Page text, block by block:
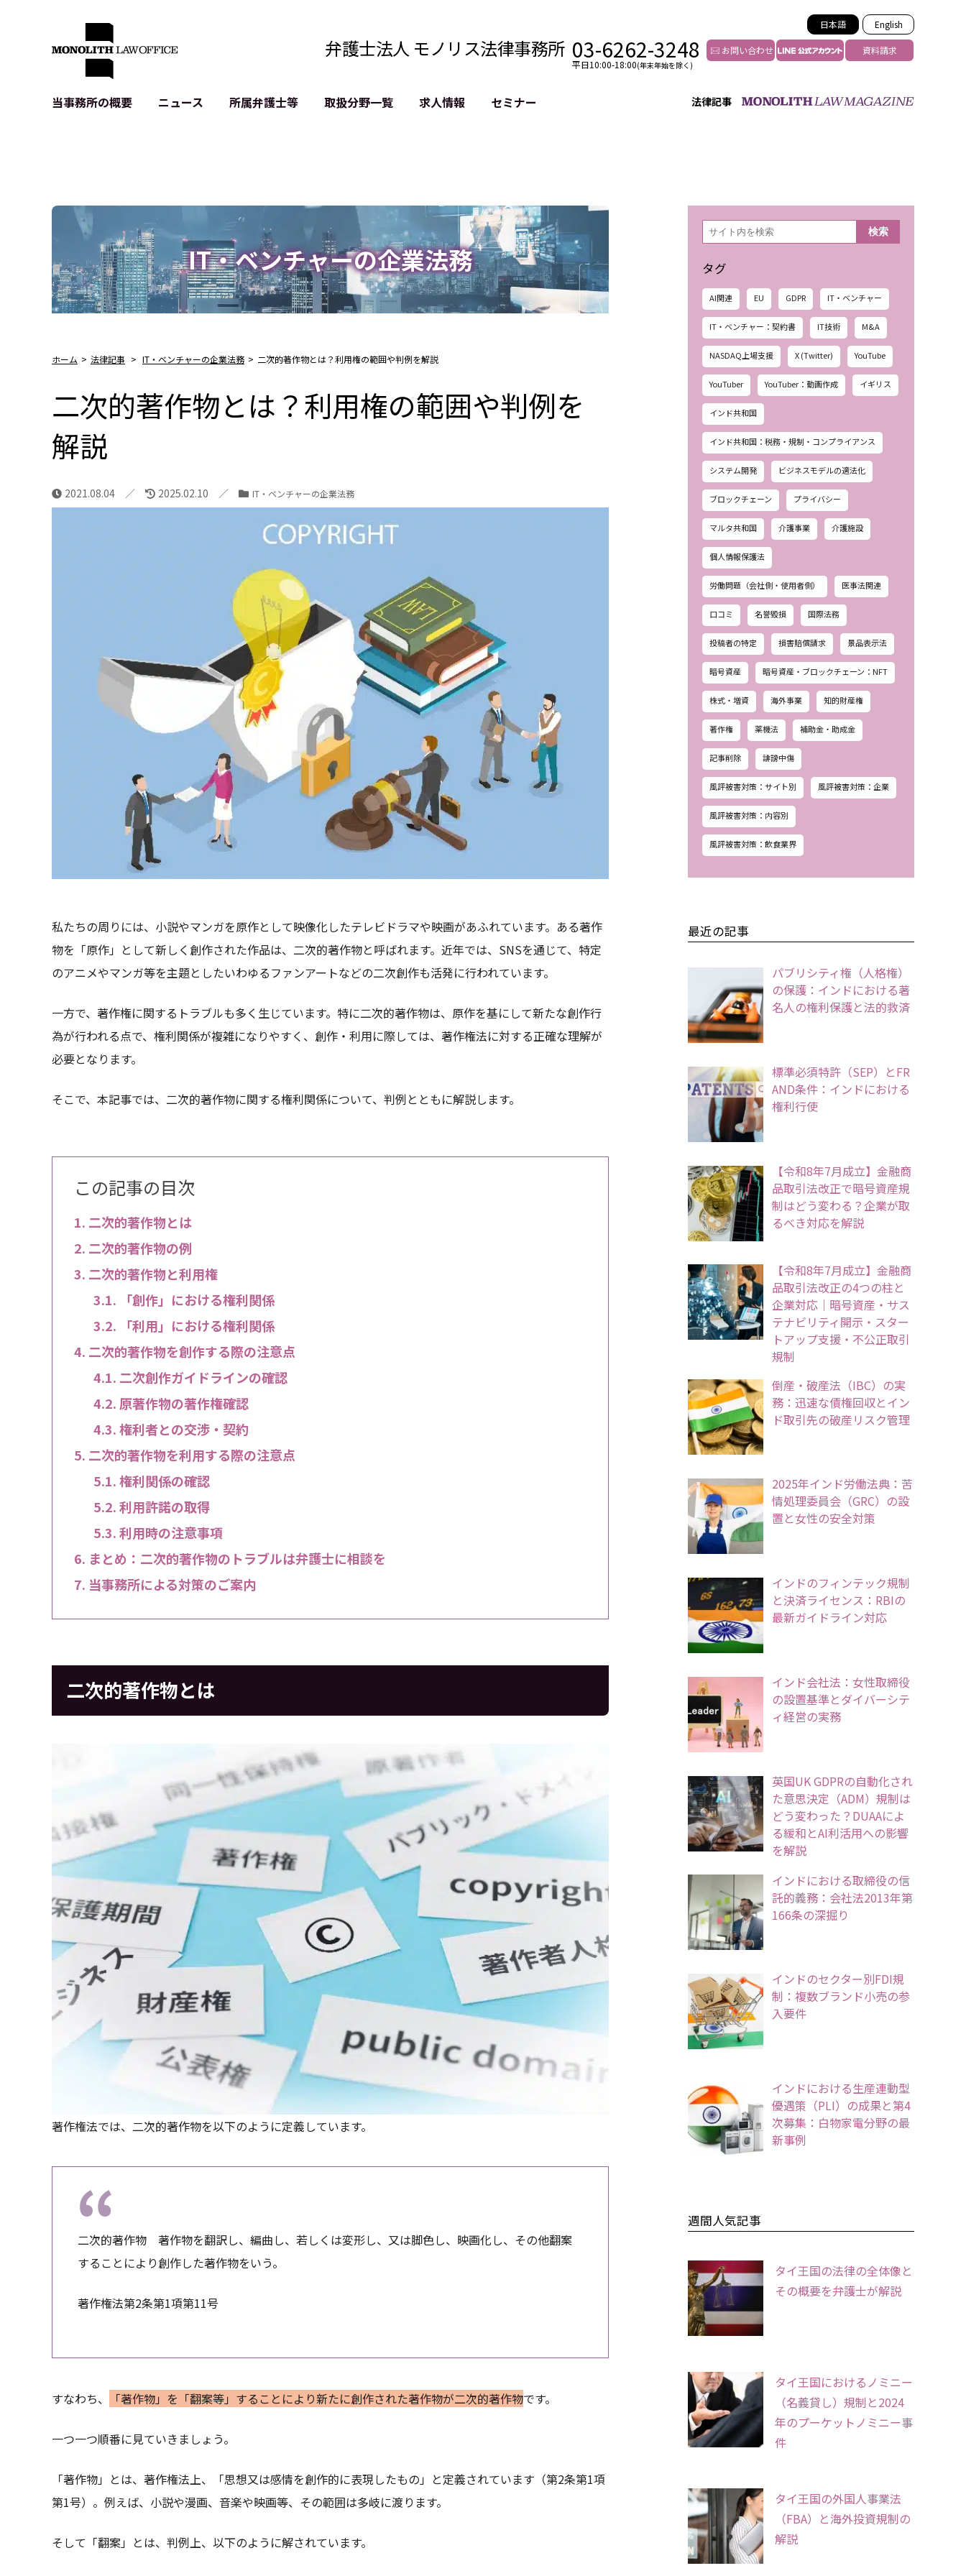
日本語 English
弁護士法人 モノリス法律事務所 03-6262-3248
平日10:00-18:00(年末年始を除く)
お問い合わせ 資料請求
法律記事
当事務所の概要
アクセス
ニュース 所属弁護士等 取扱分野一覧
IPO（上場）支援
生成AI関連法務
記事・LPの薬機法等チェック
D2C等の不正転売対策
サイバー犯罪の刑事告訴等
GDPR対応支援
リスティング汚染の削除対策
過去の芸能等活動の削除
YouTube等SNSのM&A
求人情報 セミナー
IT・ベンチャーの企業法務
ホーム > 法律記事 > IT・ベンチャーの企業法務 > 二次的著作物とは？利用権の範囲や判例を解説
二次的著作物とは？利用権の範囲や判例を
解説
2021.08.04 2025.02.10 IT・ベンチャーの企業法務
私たちの周りには、小説やマンガを原作として映像化したテレビドラマや映画があふれています。ある著作
物を「原作」として新しく創作された作品は、二次的著作物と呼ばれます。近年では、SNSを通じて、特定
のアニメやマンガ等を主題としたいわゆるファンアートなどの二次創作も活発に行われています。
一方で、著作権に関するトラブルも多く生じています。特に二次的著作物は、原作を基にして新たな創作行
為が行われる点で、権利関係が複雑になりやすく、創作・利用に際しては、著作権法に対する正確な理解が
必要となります。
そこで、本記事では、二次的著作物に関する権利関係について、判例とともに解説します。
この記事の目次
二次的著作物とは
二次的著作物の例
二次的著作物と利用権
「創作」における権利関係
「利用」における権利関係
二次的著作物を創作する際の注意点
二次創作ガイドラインの確認
原著作物の著作権確認
権利者との交渉・契約
二次的著作物を利用する際の注意点
権利関係の確認
利用許諾の取得
利用時の注意事項
まとめ：二次的著作物のトラブルは弁護士に相談を
当事務所による対策のご案内
二次的著作物とは
著作権法では、二次的著作物を以下のように定義しています。
二次的著作物 著作物を翻訳し、編曲し、若しくは変形し、又は脚色し、映画化し、その他翻案
することにより創作した著作物をいう。
著作権法第2条第1項第11号
すなわち、 「著作物」を「翻案等」することにより新たに創作された著作物が二次的著作物です。
一つ一つ順番に見ていきましょう。
「著作物」とは、著作権法上、「思想又は感情を創作的に表現したもの」と定義されています（第2条第1項
第1号）。例えば、小説や漫画、音楽や映画等、その範囲は多岐に渡ります。
そして「翻案」とは、判例上、以下のように解されています。
検
索 検索
タグ
AI関連 EU GDPR IT・ベンチャー
IT・ベンチャー：契約書 IT技術 M&A
NASDAQ上場支援 X (Twitter) YouTube
YouTuber YouTuber：動画作成 イギリス
インド共和国
インド共和国：税務・規制・コンプライアンス
システム開発 ビジネスモデルの適法化
ブロックチェーン プライバシー
マルタ共和国 介護事業 介護施設
個人情報保護法
労働問題（会社側・使用者側） 医事法関連
口コミ 名誉毀損 国際法務
投稿者の特定 損害賠償請求 景品表示法
暗号資産 暗号資産・ブロックチェーン：NFT
株式・増資 海外事業 知的財産権
著作権 薬機法 補助金・助成金
記事削除 誹謗中傷
風評被害対策：サイト別 風評被害対策：企業
風評被害対策：内容別
風評被害対策：飲食業界
最近の記事
パブリシティ権（人格権）
の保護：インドにおける著
名人の権利保護と法的救済
標準必須特許（SEP）とFR
AND条件：インドにおける
権利行使
【令和8年7月成立】金融商
品取引法改正で暗号資産規
制はどう変わる？企業が取
るべき対応を解説
【令和8年7月成立】金融商
品取引法改正の4つの柱と
企業対応｜暗号資産・サス
テナビリティ開示・スター
トアップ支援・不公正取引
規制
倒産・破産法（IBC）の実
務：迅速な債権回収とイン
ド取引先の破産リスク管理
2025年インド労働法典：苦
情処理委員会（GRC）の設
置と女性の安全対策
インドのフィンテック規制
と決済ライセンス：RBIの
最新ガイドライン対応
インド会社法：女性取締役
の設置基準とダイバーシテ
ィ経営の実務
英国UK GDPRの自動化され
た意思決定（ADM）規制は
どう変わった？DUAAによ
る緩和とAI利活用への影響
を解説
インドにおける取締役の信
託的義務：会社法2013年第
166条の深掘り
インドのセクター別FDI規
制：複数ブランド小売の参
入要件
インドにおける生産連動型
優遇策（PLI）の成果と第4
次募集：白物家電分野の最
新事例
週間人気記事
タイ王国の法律の全体像と
その概要を弁護士が解説
タイ王国におけるノミニー
（名義貸し）規制と2024
年のプーケットノミニー事
件
タイ王国の外国人事業法
（FBA）と海外投資規制の
解説